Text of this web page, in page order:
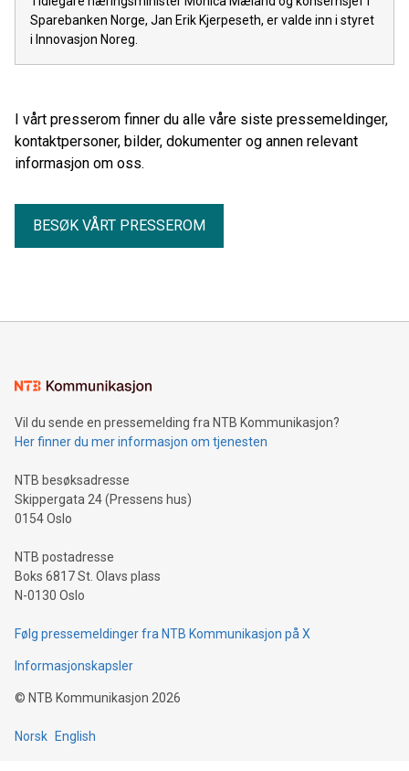
Sparebanken Norge, Jan Erik Kjerpeseth, er valde inn i styret
i Innovasjon Noreg.
I vårt presserom finner du alle våre siste pressemeldinger,
kontaktpersoner, bilder, dokumenter og annen relevant
informasjon om oss.
BESØK VÅRT PRESSEROM
Vil du sende en pressemelding fra NTB Kommunikasjon?
Her finner du mer informasjon om tjenesten
NTB besøksadresse
Skippergata 24 (Pressens hus)
0154 Oslo
NTB postadresse
Boks 6817 St. Olavs plass
N-0130 Oslo
Følg pressemeldinger fra NTB Kommunikasjon på X
Informasjonskapsler
© NTB Kommunikasjon 2026
Norsk English